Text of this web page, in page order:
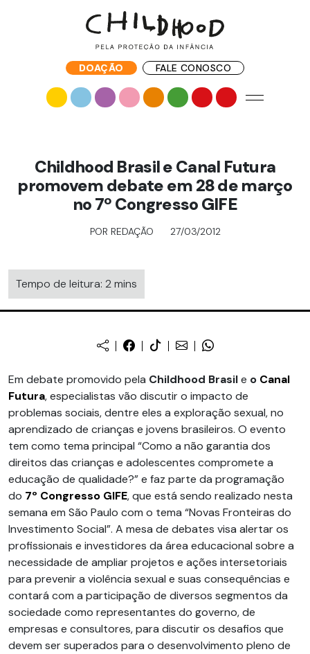
DOAÇÃO FALE CONOSCO
Childhood Brasil e Canal Futura
promovem debate em 28 de março
no 7º Congresso GIFE
POR REDAÇÃO 27/03/2012
Tempo de leitura: 2 mins
Em debate promovido pela Childhood Brasile o Canal
Futura, especialistas vão discutir o impacto de
problemas sociais, dentre eles a exploração sexual, no
aprendizado de crianças e jovens brasileiros. O evento
tem como tema principal “Como a não garantia dos
direitos das crianças e adolescentes compromete a
educação de qualidade?” e faz parte da programação
do 7º Congresso GIFE, que está sendo realizado nesta
semana em São Paulo com o tema “Novas Fronteiras do
Investimento Social”. A mesa de debates visa alertar os
profissionais e investidores da área educacional sobre a
necessidade de ampliar projetos e ações intersetoriais
para prevenir a violência sexual e suas consequências e
contará com a participação de diversos segmentos da
sociedade como representantes do governo, de
empresas e consultores, para discutir os desafios que
devem ser superados para o desenvolvimento pleno de